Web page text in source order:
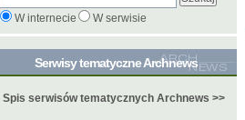
W internecie W serwisie
Serwisy tematyczne Archnews
Spis serwisów tematycznych Archnews >>